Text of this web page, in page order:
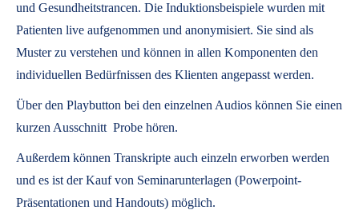
und Gesundheitstrancen. Die Induktionsbeispiele wurden mit
Patienten live aufgenommen und anonymisiert. Sie sind als
Muster zu verstehen und können in allen Komponenten den
individuellen Bedürfnissen des Klienten angepasst werden.
Über den Playbutton bei den einzelnen Audios können Sie einen
kurzen Ausschnitt Probe hören.
Außerdem können Transkripte auch einzeln erworben werden
und es ist der Kauf von Seminarunterlagen (Powerpoint-
Präsentationen und Handouts) möglich.